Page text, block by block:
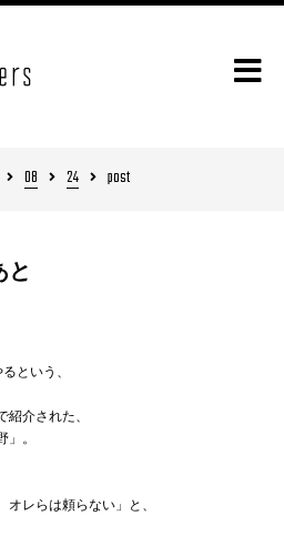
08 24 post
と
という、
介された、
」。
レらは頼らない」と、